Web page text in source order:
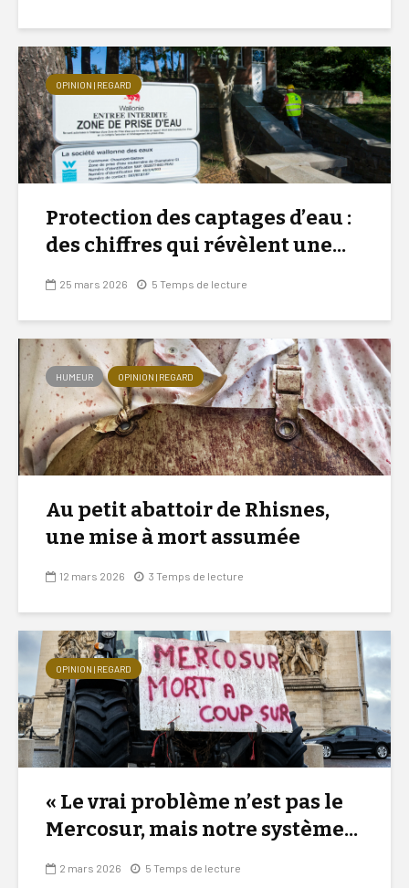
OPINION | REGARD
Protection des captages d’eau :
des chiffres qui révèlent une...
25 mars 2026 5 Temps de lecture
HUMEUR OPINION | REGARD
Au petit abattoir de Rhisnes,
une mise à mort assumée
12 mars 2026 3 Temps de lecture
OPINION | REGARD
« Le vrai problème n’est pas le
Mercosur, mais notre système...
2 mars 2026 5 Temps de lecture